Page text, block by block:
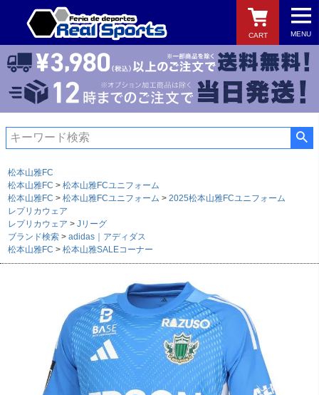
MENU
CART
検索
松本山雅FC
松本山雅FC
松本山雅FCユニフォーム
松本山雅FC
松本山雅FCユニフォーム
2025松本山雅FCユニフォーム
レプリカウェア
レプリカウェア
Jリーグ
ブランド検索
adidas｜アディダス
松本山雅FC
松本山雅SALEコーナー